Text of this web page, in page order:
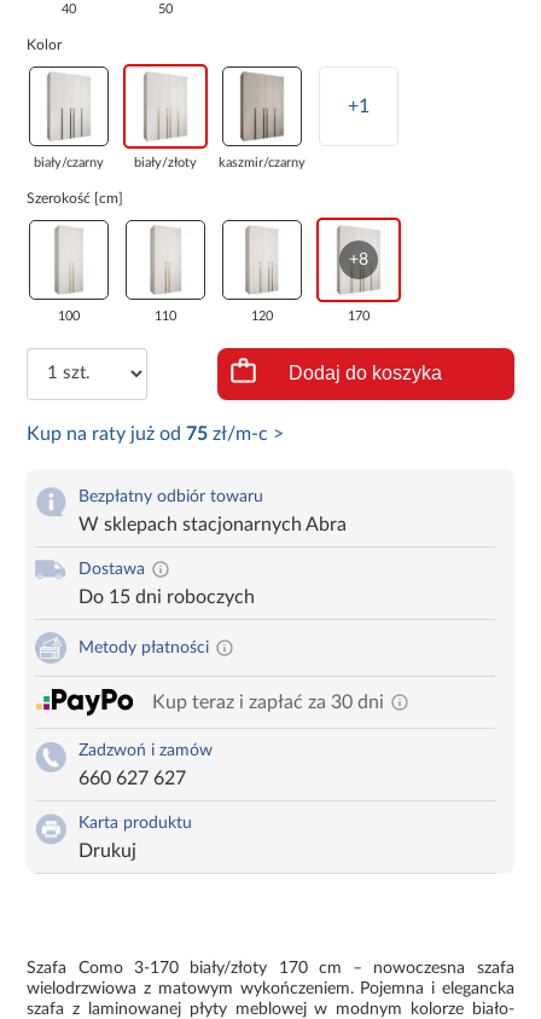
40 50
Kolor
biały/czarny biały/złoty kaszmir/czarny
+1
Szerokość [cm]
100 110 120
+8
170
Dodaj do koszyka
Kup na raty już od75 zł/m-c >
Bezpłatny odbiór towaru
W sklepach stacjonarnych Abra
Dostawa
Do 15 dni roboczych
Metody płatności
Kup teraz i zapłać za 30 dni
Zadzwoń i zamów
660 627 627
Karta produktu
Drukuj
Szafa Como 3-170 biały/złoty 170 cm – nowoczesna szafa
wielodrzwiowa z matowym wykończeniem. Pojemna i elegancka
szafa z laminowanej płyty meblowej w modnym kolorze biało-